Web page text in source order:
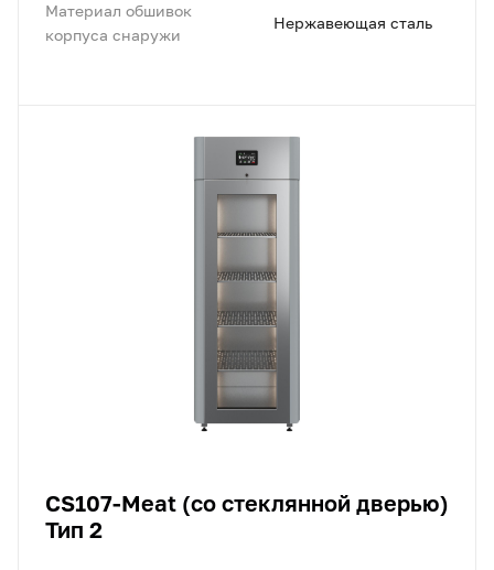
Материал обшивок
корпуса снаружи
Нержавеющая сталь
CS107-Meat (со стеклянной дверью)
Тип 2